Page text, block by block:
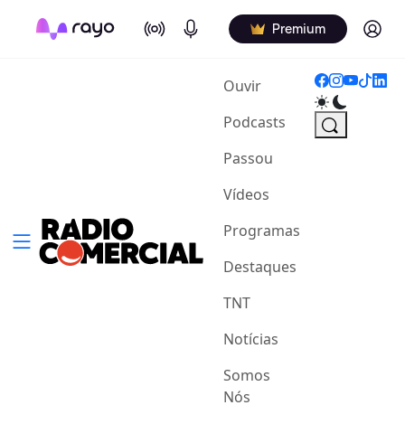
On Air Podcasts Premium Log in
Ouvir(current)
Podcasts
Passou
Vídeos
Programas
Destaques
TNT
Notícias
Somos
Nós